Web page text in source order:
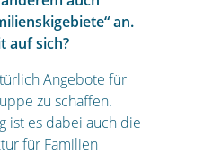
an.
auf sich?
Angebote für
zu schaffen.
ist es dabei auch die
für Familien